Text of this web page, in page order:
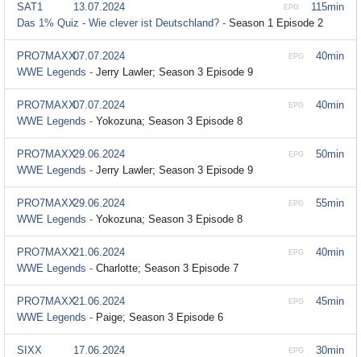
115min
EPG
SAT1
13.07.2024
Das 1% Quiz - Wie clever ist Deutschland? - Season 1 Episode 2
40min
EPG
PRO7MAXX07.07.2024
WWE Legends - Jerry Lawler; Season 3 Episode 9
40min
EPG
PRO7MAXX07.07.2024
WWE Legends - Yokozuna; Season 3 Episode 8
50min
EPG
PRO7MAXX29.06.2024
WWE Legends - Jerry Lawler; Season 3 Episode 9
55min
EPG
PRO7MAXX29.06.2024
WWE Legends - Yokozuna; Season 3 Episode 8
40min
EPG
PRO7MAXX21.06.2024
WWE Legends - Charlotte; Season 3 Episode 7
45min
EPG
PRO7MAXX21.06.2024
WWE Legends - Paige; Season 3 Episode 6
30min
EPG
SIXX
17.06.2024